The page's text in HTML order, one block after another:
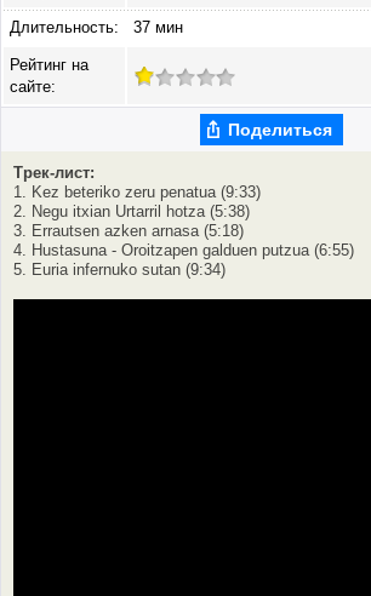
Длительность: 37 мин
Рейтинг на
сайте:
Поделиться
Трек-лист:
1. Kez beteriko zeru penatua (9:33)
2. Negu itxian Urtarril hotza (5:38)
3. Errautsen azken arnasa (5:18)
4. Hustasuna - Oroitzapen galduen putzua (6:55)
5. Euria infernuko sutan (9:34)